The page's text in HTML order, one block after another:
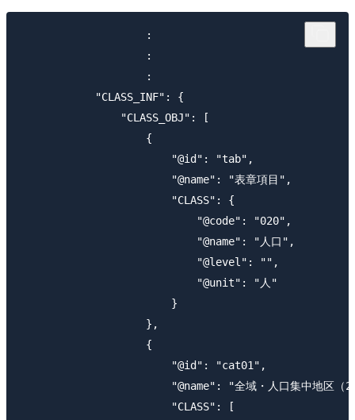
                    :
                    :
                    :
            "CLASS_INF": {
                "CLASS_OBJ": [
                    {
                        "@id": "tab",
                        "@name": "表章項目",
                        "CLASS": {
                            "@code": "020",
                            "@name": "人口",
                            "@level": "",
                            "@unit": "人"
                        }
                    },
                    {
                        "@id": "cat01",
"@name": "全域・人口集中地区（
                        "CLASS": [